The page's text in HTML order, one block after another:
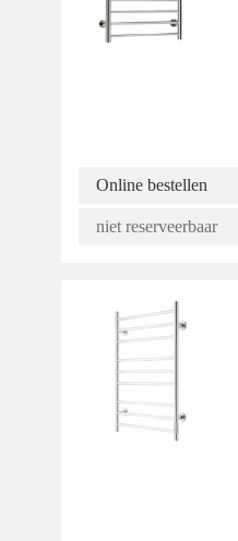
Online bestellen
niet reserveerbaar